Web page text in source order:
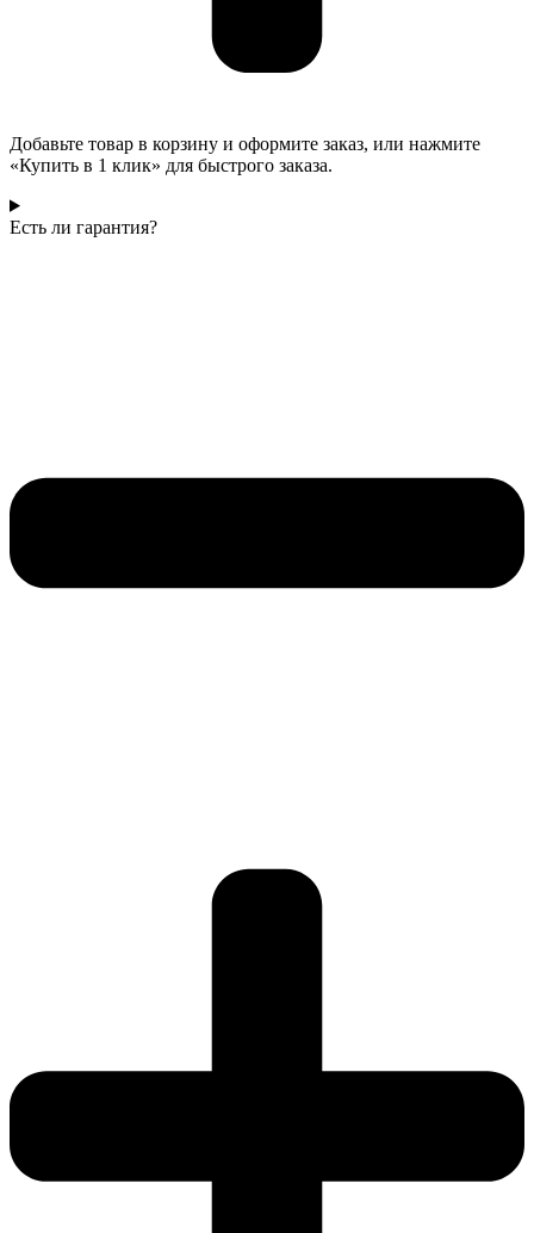
Добавьте товар в корзину и оформите заказ, или нажмите
«Купить в 1 клик» для быстрого заказа.
Есть ли гарантия?